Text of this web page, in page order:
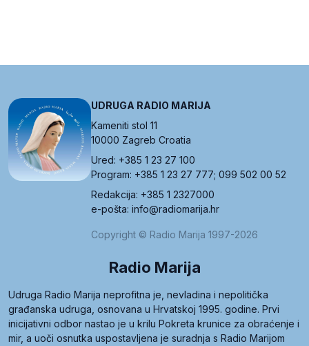
UDRUGA RADIO MARIJA
Kameniti stol 11
10000 Zagreb Croatia
Ured: +385 1 23 27 100
Program: +385 1 23 27 777; 099 502 00 52
Redakcija: +385 1 2327000
e-pošta: info@radiomarija.hr
Copyright © Radio Marija 1997-2026
Radio Marija
Udruga Radio Marija neprofitna je, nevladina i nepolitička
građanska udruga, osnovana u Hrvatskoj 1995. godine. Prvi
inicijativni odbor nastao je u krilu Pokreta krunice za obraćenje i
mir, a uoči osnutka uspostavljena je suradnja s Radio Marijom